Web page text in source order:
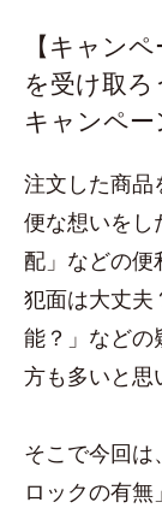
【キャン
を受け取
キャンペー
注文した商品
便な想いをし
配」などの便
犯面は大丈夫
能？」などの
方も多いと思
そこで今回は
ロックの有